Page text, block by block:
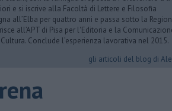
e si iscrive alla Facoltà di Lettere e Filosofia
all’Elba per quattro anni e passa sotto la
all’APT di Pisa per l'Editoria e la
Conclude l’esperienza lavorativa nel 2015.
gli articoli del blog di